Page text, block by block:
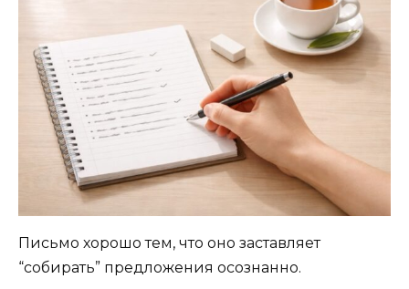
Письмо хорошо тем, что оно заставляет
“собирать” предложения осознанно.